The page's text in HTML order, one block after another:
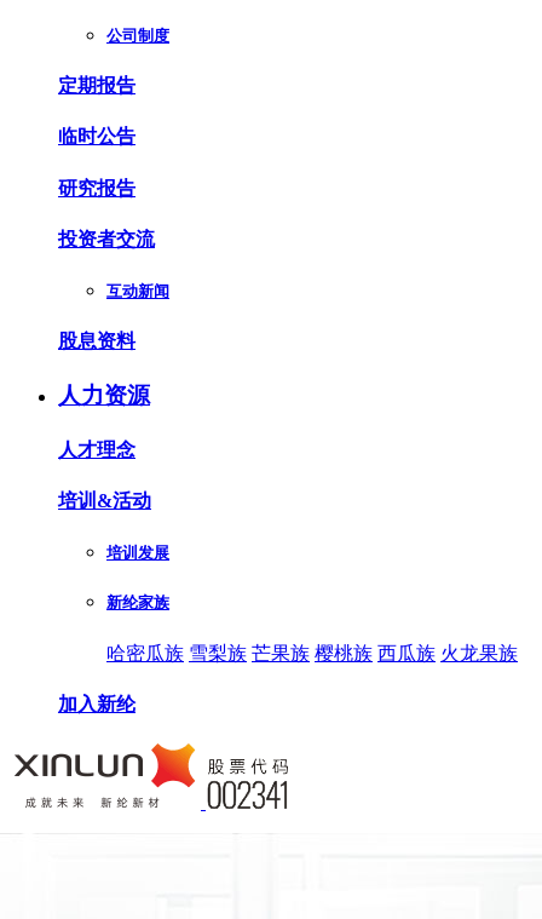
公司制度
定期报告
临时公告
研究报告
投资者交流
互动新闻
股息资料
人力资源
人才理念
培训&活动
培训发展
新纶家族
哈密瓜族 雪梨族 芒果族 樱桃族 西瓜族 火龙果族
加入新纶